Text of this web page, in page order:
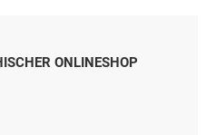
ONLINESHOP